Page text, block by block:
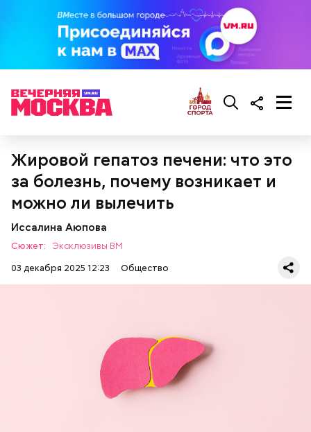
Жировой гепатоз печени: что это
за болезнь, почему возникает и
можно ли вылечить
Иссалина Аюпова
Сюжет:
Эксклюзивы ВМ
03 декабря 2025 12:23
Общество
— А если что-то строить, то так, чтобы оно не
взрывалось и не горело, — говорит он.
В повседневной жизни Макеев редко вспоминает
чрезвычайной ситуации не раздумывая пошел бы
на ее ликвидацию.